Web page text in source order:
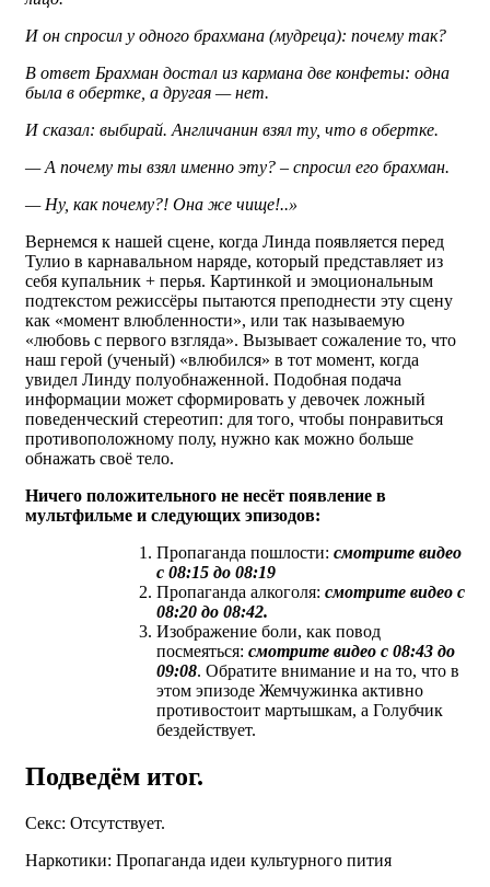
И он спросил у одного брахмана (мудреца): почему так?
В ответ Брахман достал из кармана две конфеты: одна
была в обертке, а другая — нет.
И сказал: выбирай. Англичанин взял ту, что в обертке.
— А почему ты взял именно эту? – спросил его брахман.
— Ну, как почему?! Она же чище!..»
Вернемся к нашей сцене, когда Линда появляется перед
Тулио в карнавальном наряде, который представляет из
себя купальник + перья. Картинкой и эмоциональным
подтекстом режиссёры пытаются преподнести эту сцену
как «момент влюбленности», или так называемую
«любовь с первого взгляда». Вызывает сожаление то, что
наш герой (ученый) «влюбился» в тот момент, когда
увидел Линду полуобнаженной. Подобная подача
информации может сформировать у девочек ложный
поведенческий стереотип: для того, чтобы понравиться
противоположному полу, нужно как можно больше
обнажать своё тело.
Ничего положительного не несёт появление в
мультфильме и следующих эпизодов:
Пропаганда пошлости: смотрите видео
с 08:15 до 08:19
Пропаганда алкоголя: смотрите видео с
08:20 до 08:42.
Изображение боли, как повод
посмеяться: смотрите видео с 08:43 до
09:08. Обратите внимание и на то, что в
этом эпизоде Жемчужинка активно
противостоит мартышкам, а Голубчик
бездействует.
Подведём итог.
Секс: Отсутствует.
Наркотики: Пропаганда идеи культурного пития